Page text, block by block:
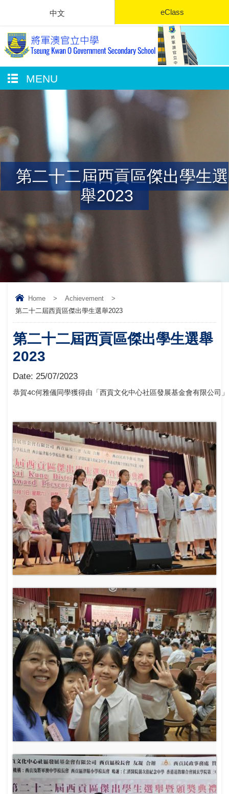
中文 eClass
MENU
第二十二屆西貢區傑出學生選
舉2023
Home > Achievement
>
第二十二屆西貢區傑出學生選舉2023
第二十二屆西貢區傑出學生選舉
2023
Date: 25/07/2023
恭賀4C何雅儀同學獲得由「西貢文化中心社區發展基金會有限公司